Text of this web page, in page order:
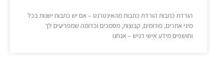
הורדת כתבות הורדת כתבות מהאינטרנט – אם יש כתבות ישנות בכל
מיני אתרים, פורומים, קבוצות, מסמכים וכדומה שמפריעים לך
וחושפים מידע אישי רגיש – אנחנו